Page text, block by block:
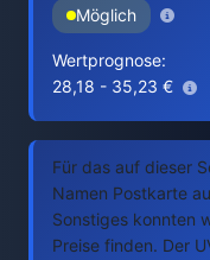
Möglich
Wertprognose:
28,18 - 35,23 €
Für das auf dieser
Namen Postkarte
Sonstiges konnten
Preise finden. Der